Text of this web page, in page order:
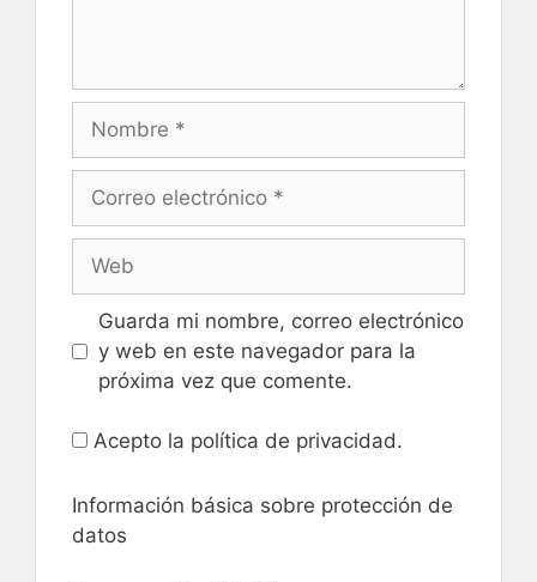
electrónico
Guarda mi nombre, correo electrónico
y web en este navegador para la
próxima vez que comente.
Acepto la política de privacidad.
Información básica sobre protección de
datos